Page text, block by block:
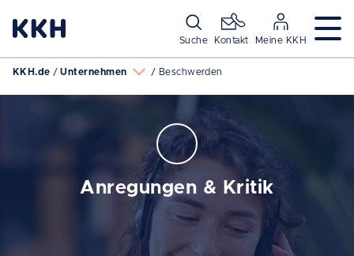
Suche Kontakt Meine KKH
KKH.de Unternehmen Beschwerden
Anregungen & Kritik